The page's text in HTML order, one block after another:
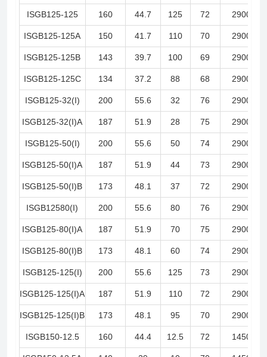
ISGB125-125 160 44.7 125 72 2900
ISGB125-125A 150 41.7 110 70 2900
ISGB125-125B 143 39.7 100 69 2900
ISGB125-125C 134 37.2 88 68 2900
ISGB125-32(I) 200 55.6 32 76 2900
ISGB125-32(I)A 187 51.9 28 75 2900
ISGB125-50(I) 200 55.6 50 74 2900
ISGB125-50(I)A 187 51.9 44 73 2900
ISGB125-50(I)B 173 48.1 37 72 2900
ISGB12580(I) 200 55.6 80 76 2900
ISGB125-80(I)A 187 51.9 70 75 2900
ISGB125-80(I)B 173 48.1 60 74 2900
ISGB125-125(I) 200 55.6 125 73 2900
ISGB125-125(I)A 187 51.9 110 72 2900
ISGB125-125(I)B 173 48.1 95 70 2900
ISGB150-12.5 160 44.4 12.5 72 1450